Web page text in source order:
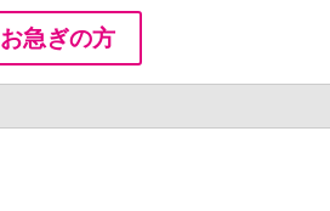
お急ぎの方